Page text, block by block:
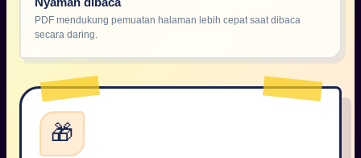
PDF mendukung pemuatan halaman lebih cepat saat dibaca
secara daring.
🎁